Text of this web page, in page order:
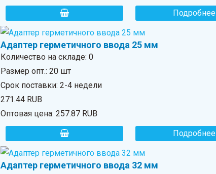
Подробнее
Адаптер герметичного ввода 25 мм
Количество на складе: 0
Размер опт.: 20 шт
Срок поставки: 2-4 недели
271.44 RUB
Оптовая цена: 257.87 RUB
Подробнее
Адаптер герметичного ввода 32 мм